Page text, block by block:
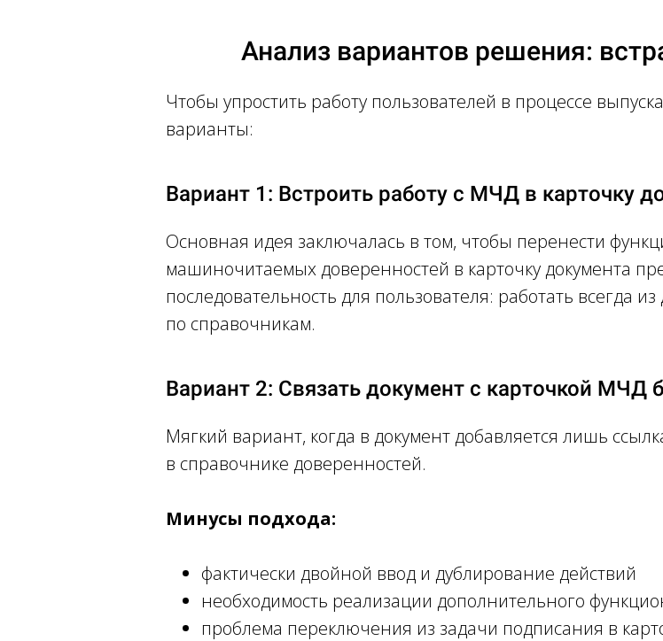
Анализ вариантов решения:
Чтобы упростить работу пользователей в процессе
варианты:
Вариант 1: Встроить работу с МЧД в карточку
Основная идея заключалась в том, чтобы перенести
машиночитаемых доверенностей в карточку документа
последовательность для пользователя: работать всегда
по справочникам.
Вариант 2: Связать документ с карточкой
Мягкий вариант, когда в документ добавляется лишь
в справочнике доверенностей.
Минусы подхода:
фактически двойной ввод и дублирование действий
необходимость реализации дополнительного
проблема переключения из задачи подписания в